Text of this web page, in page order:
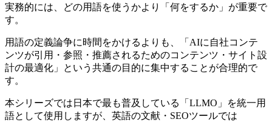
実務的には、どの用語を使うかより「何をするか」が重要で
す。
用語の定義論争に時間をかけるよりも、「AIに自社コンテ
ンツが引用・参照・推薦されるためのコンテンツ・サイト設
計の最適化」という共通の目的に集中することが合理的で
す。
本シリーズでは日本で最も普及している「LLMO」を統一用
語として使用しますが、英語の文献・SEOツールでは